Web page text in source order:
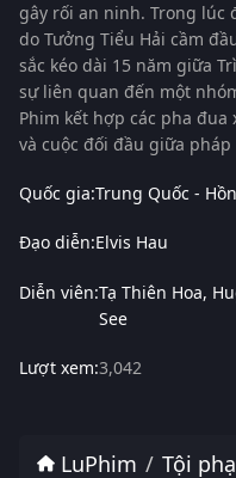
gây rối an ninh. Trong lúc
do Tưởng Tiểu Hải cầm
sắc kéo dài 15 năm giữa
sự liên quan đến một
Phim kết hợp các pha
và cuộc đối đầu giữa
Quốc gia:Trung Quốc -
Đạo diễn:Elvis Hau
Diễn viên:Tạ Thiên Hoa
See
Lượt xem:3,042
LuPhim Tội